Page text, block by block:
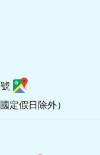
定假日除外）